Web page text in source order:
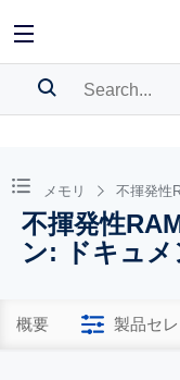
BOOKMARK
Pleaselog into
メモリ 不揮発性
不揮発性
ン: ドキュメ
概要 製品セ